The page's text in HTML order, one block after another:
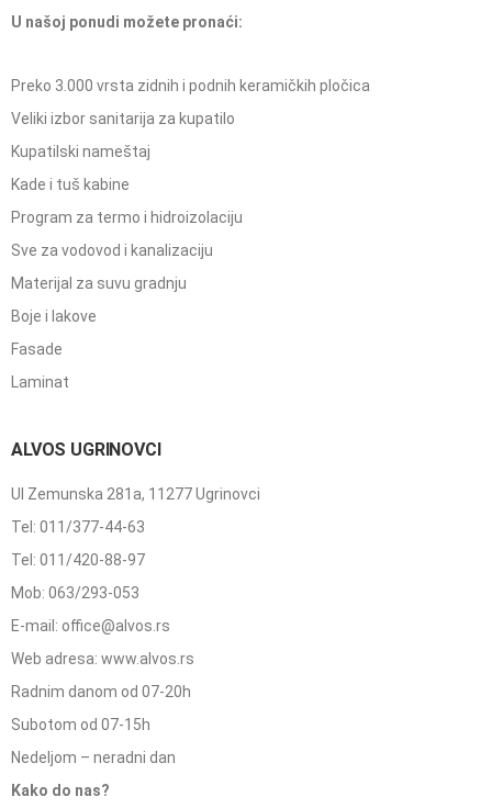
U našoj ponudi možete pronaći:
Preko 3.000 vrsta zidnih i podnih keramičkih pločica
Veliki izbor sanitarija za kupatilo
Kupatilski nameštaj
Kade i tuš kabine
Program za termo i hidroizolaciju
Sve za vodovod i kanalizaciju
Materijal za suvu gradnju
Boje i lakove
Fasade
Laminat
ALVOS UGRINOVCI
Ul Zemunska 281a, 11277 Ugrinovci
Tel: 011/377-44-63
Tel: 011/420-88-97
Mob: 063/293-053
E-mail: office@alvos.rs
Web adresa: www.alvos.rs
Radnim danom od 07-20h
Subotom od 07-15h
Nedeljom – neradni dan
Kako do nas?